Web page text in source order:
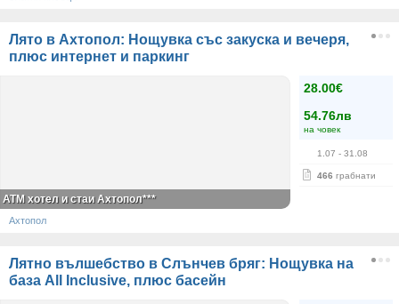
Лято в Ахтопол: Нощувка със закуска и вечеря,
плюс интернет и паркинг
28.00€
54.76лв
на човек
1.07 - 31.08
466 грабнати
АТМ хотел и стаи Ахтопол***
Ахтопол
Лятно вълшебство в Слънчев бряг: Нощувка на
база All Inclusive, плюс басейн